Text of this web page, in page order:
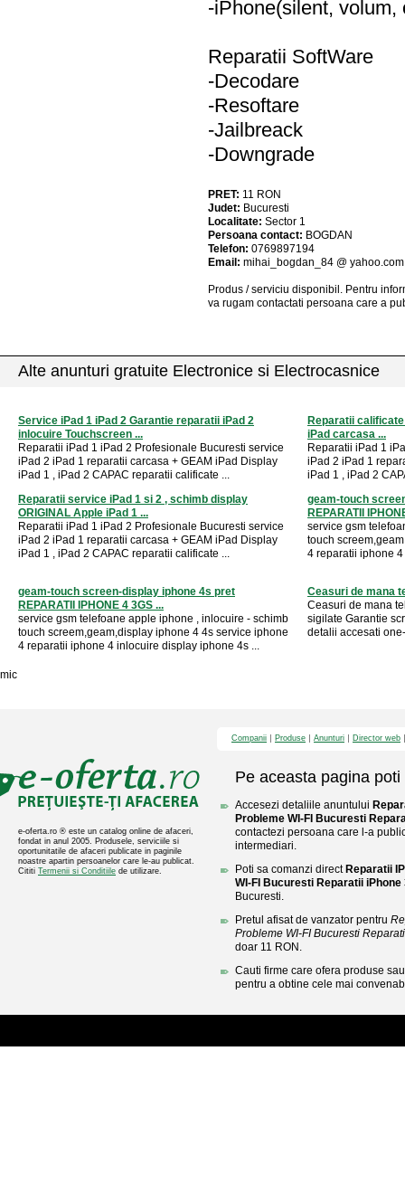
-iPhone(silent, volum,
Reparatii SoftWare
-Decodare
-Resoftare
-Jailbreack
-Downgrade
PRET: 11 RON
Judet: Bucuresti
Localitate: Sector 1
Persoana contact: BOGDAN
Telefon: 0769897194
Email: mihai_bogdan_84 @ yahoo.com
Produs / serviciu disponibil . Pentru
va rugam contactati persoana care a
Alte anunturi gratuite Electronice si Electrocasnice
Service iPad 1 iPad 2 Garantie reparatii iPad 2
inlocuire Touchscreen ...
Reparatii iPad 1 iPad 2 Profesionale Bucuresti service
iPad 2 iPad 1 reparatii carcasa + GEAM iPad Display
iPad 1 , iPad 2 CAPAC reparatii calificate ...
Reparatii
iPad carcasa ...
Reparatii iPad 1
iPad 2 iPad 1
iPad 1 , iPad 2
Reparatii service iPad 1 si 2 , schimb display
ORIGINAL Apple iPad 1 ...
Reparatii iPad 1 iPad 2 Profesionale Bucuresti service
iPad 2 iPad 1 reparatii carcasa + GEAM iPad Display
iPad 1 , iPad 2 CAPAC reparatii calificate ...
geam-touch
REPARATII
service gsm
touch
4 reparatii iphone
geam-touch screen-display iphone 4s pret
REPARATII IPHONE 4 3GS ...
service gsm telefoane apple iphone , inlocuire - schimb
touch screem,geam,display iphone 4 4s service iphone
4 reparatii iphone 4 inlocuire display iphone 4s ...
Ceasuri de mana
Ceasuri de mana
sigilate Garantie
detalii accesati
mic
e-oferta.ro ® este un catalog online de afaceri,
fondat in anul 2005. Produsele, serviciile si
oportunitatile de afaceri publicate in paginile
noastre apartin persoanelor care le-au publicat.
Cititi Termenii si Conditiile de utilizare.
Companii Produse Anunturi Director web
Pe aceasta pagina poti
Accesezi detaliile anuntului
Probleme WI-FI Bucuresti
contactezi persoana care l-a
intermediari.
Poti sa comanzi direct Reparatii
WI-FI Bucuresti Reparatii iPhone
Bucuresti.
Pretul afisat de vanzator pentru
Probleme WI-FI Bucuresti
doar 11 RON.
Cauti firme care ofera produse
pentru a obtine cele mai